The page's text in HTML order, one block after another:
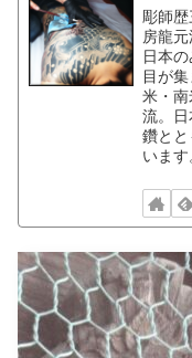
彫師
房龍元
日本
目が
米・
流。
鑽と
います